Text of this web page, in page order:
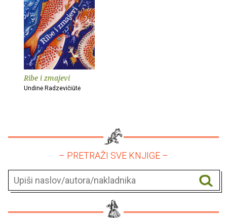
Ribe i zmajevi
Undinė Radzevičiūtė
– PRETRAŽI SVE KNJIGE –